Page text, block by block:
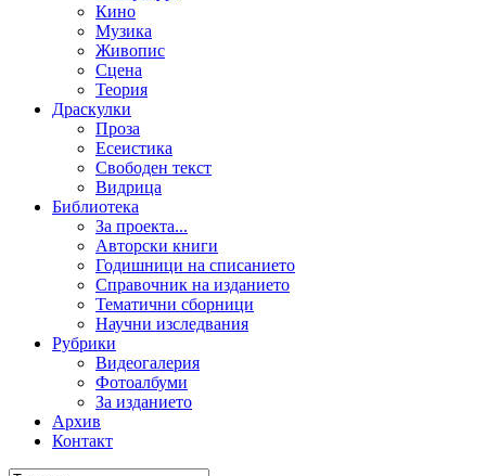
Кино
Музика
Живопис
Сцена
Теория
Драскулки
Проза
Есеистика
Свободен текст
Видрица
Библиотека
За проекта...
Авторски книги
Годишници на списанието
Справочник на изданието
Тематични сборници
Научни изследвания
Рубрики
Видеогалерия
Фотоалбуми
За изданието
Архив
Контакт